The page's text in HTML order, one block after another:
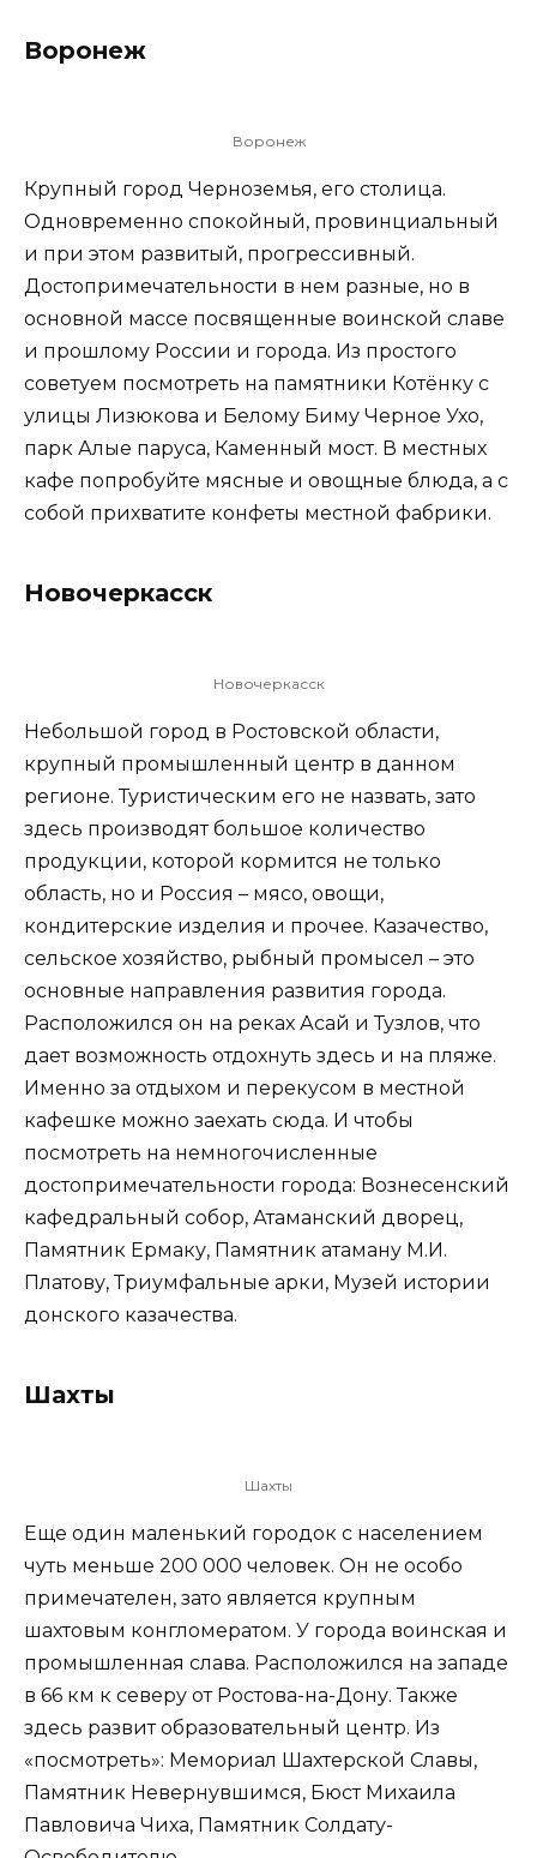
Воронеж
Воронеж
Крупный город Черноземья, его столица.
Одновременно спокойный, провинциальный
и при этом развитый, прогрессивный.
Достопримечательности в нем разные, но в
основной массе посвященные воинской славе
и прошлому России и города. Из простого
советуем посмотреть на памятники Котёнку с
улицы Лизюкова и Белому Биму Черное Ухо,
парк Алые паруса, Каменный мост. В местных
кафе попробуйте мясные и овощные блюда, а с
собой прихватите конфеты местной фабрики.
Новочеркасск
Новочеркасск
Небольшой город в Ростовской области,
крупный промышленный центр в данном
регионе. Туристическим его не назвать, зато
здесь производят большое количество
продукции, которой кормится не только
область, но и Россия – мясо, овощи,
кондитерские изделия и прочее. Казачество,
сельское хозяйство, рыбный промысел – это
основные направления развития города.
Расположился он на реках Асай и Тузлов, что
дает возможность отдохнуть здесь и на пляже.
Именно за отдыхом и перекусом в местной
кафешке можно заехать сюда. И чтобы
посмотреть на немногочисленные
достопримечательности города: Вознесенский
кафедральный собор, Атаманский дворец,
Памятник Ермаку, Памятник атаману М.И.
Платову, Триумфальные арки, Музей истории
донского казачества.
Шахты
Шахты
Еще один маленький городок с населением
чуть меньше 200 000 человек. Он не особо
примечателен, зато является крупным
шахтовым конгломератом. У города воинская и
промышленная слава. Расположился на западе
в 66 км к северу от Ростова-на-Дону. Также
здесь развит образовательный центр. Из
«посмотреть»: Мемориал Шахтерской Славы,
Памятник Невернувшимся, Бюст Михаила
Павловича Чиха, Памятник Солдату-